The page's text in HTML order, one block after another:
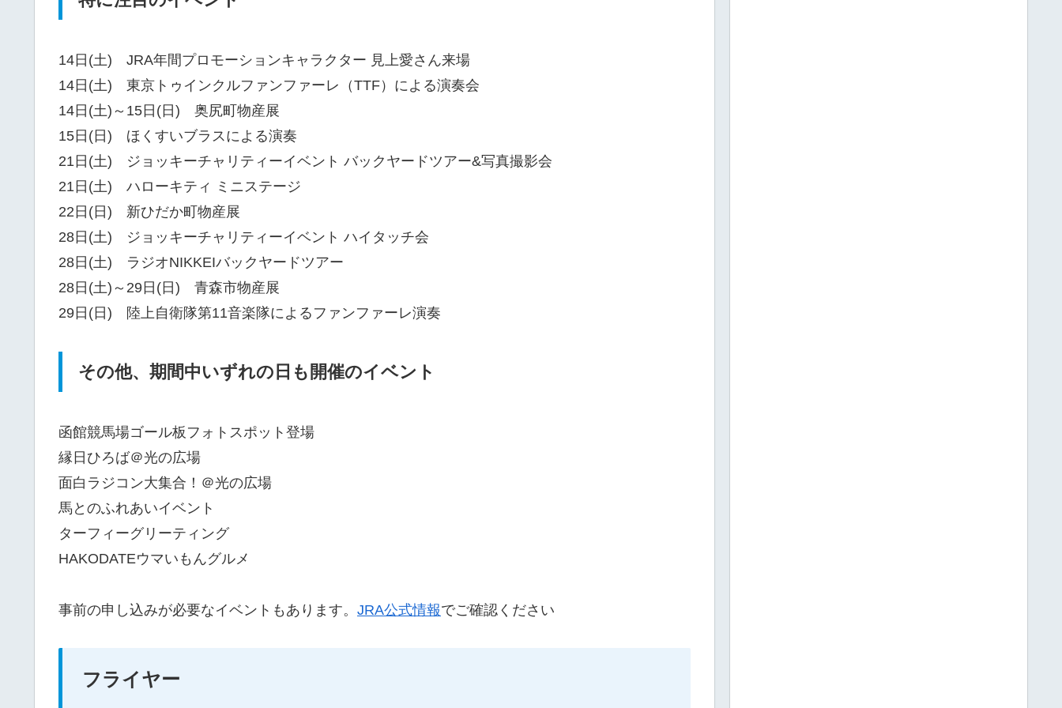
14日(土) JRA年間プロモーションキャラクター 見上愛さん来場
14日(土) 東京トゥインクルファンファーレ（TTF）による演奏会
14日(土)～15日(日) 奥尻町物産展
15日(日) ほくすいブラスによる演奏
21日(土) ジョッキーチャリティーイベント バックヤードツアー&写真撮影会
21日(土) ハローキティ ミニステージ
22日(日) 新ひだか町物産展
28日(土) ジョッキーチャリティーイベント ハイタッチ会
28日(土) ラジオNIKKEIバックヤードツアー
28日(土)～29日(日) 青森市物産展
29日(日) 陸上自衛隊第11音楽隊によるファンファーレ演奏
その他、期間中いずれの日も開催のイベント
函館競馬場ゴール板フォトスポット登場
縁日ひろば＠光の広場
面白ラジコン大集合！＠光の広場
馬とのふれあいイベント
ターフィーグリーティング
HAKODATEウマいもんグルメ
事前の申し込みが必要なイベントもあります。 JRA公式情報でご確認ください
フライヤー